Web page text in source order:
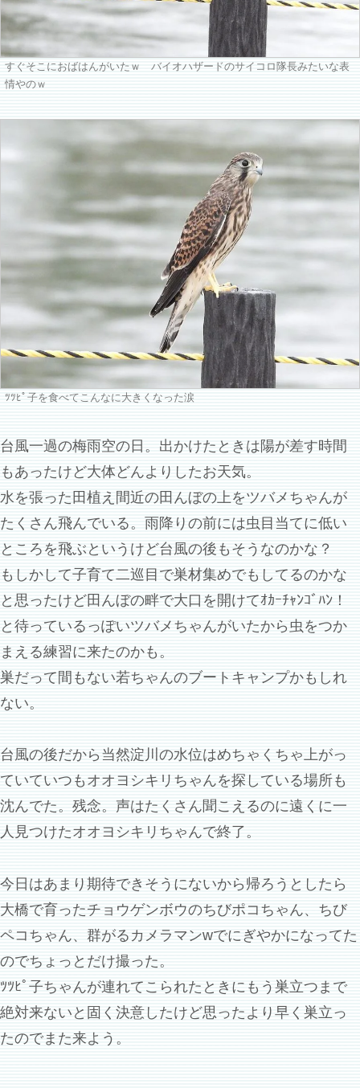
すぐそこにおばはんがいたｗ バイオハザードのサイコロ隊長みたいな表
情やのｗ
ﾂﾂﾋﾟ子を食べてこんなに大きくなった涙
台風一過の梅雨空の日。出かけたときは陽が差す時間
もあったけど大体どんよりしたお天気。
水を張った田植え間近の田んぼの上をツバメちゃんが
たくさん飛んでいる。雨降りの前には虫目当てに低い
ところを飛ぶというけど台風の後もそうなのかな？
もしかして子育て二巡目で巣材集めでもしてるのかな
と思ったけど田んぼの畔で大口を開けてｵｶｰﾁｬﾝｺﾞﾊﾝ！
と待っているっぽいツバメちゃんがいたから虫をつか
まえる練習に来たのかも。
巣だって間もない若ちゃんのブートキャンプかもしれ
ない。
台風の後だから当然淀川の水位はめちゃくちゃ上がっ
ていていつもオオヨシキリちゃんを探している場所も
沈んでた。残念。声はたくさん聞こえるのに遠くに一
人見つけたオオヨシキリちゃんで終了。
今日はあまり期待できそうにないから帰ろうとしたら
大橋で育ったチョウゲンボウのちびポコちゃん、ちび
ペコちゃん、群がるカメラマンwでにぎやかになってた
のでちょっとだけ撮った。
ﾂﾂﾋﾟ子ちゃんが連れてこられたときにもう巣立つまで
絶対来ないと固く決意したけど思ったより早く巣立っ
たのでまた来よう。